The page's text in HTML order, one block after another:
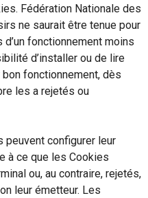
Fédération Nationale des
ne saurait être tenue pour
fonctionnement moins
d’installer ou de lire
fonctionnement, dès
les a rejetés ou
configurer leur
à ce que les Cookies
ou, au contraire, rejetés,
leur émetteur. Les